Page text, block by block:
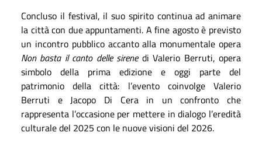
Concluso il festival, il suo spirito continua ad animare
la città con due appuntamenti. A fine agosto è previsto
un incontro pubblico accanto alla monumentale opera
Non basta il canto delle sirenedi Valerio Berruti, opera
simbolo della prima edizione e oggi parte del
patrimonio della città: l’evento coinvolge Valerio
Berruti e Jacopo Di Cera in un confronto che
rappresenta l’occasione per mettere in dialogo l’eredità
culturale del 2025 con le nuove visioni del 2026.